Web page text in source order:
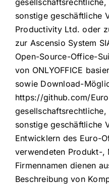
sonstige geschäftliche
Productivity Ltd. oder
zur Ascensio System
Open-Source-Office-
von ONLYOFFICE
sowie Download-
https://github.com/
sonstige geschäftliche
Entwicklern des Euro-
verwendeten Produkt-,
Firmennamen dienen
Beschreibung von